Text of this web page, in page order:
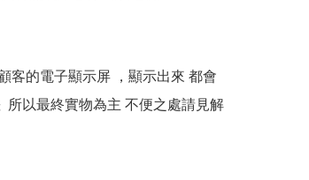
客的電子顯示屏 ，顯示出來 都會
所以最終實物為主 不便之處請見解